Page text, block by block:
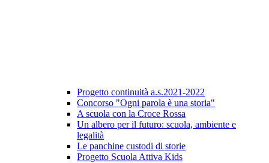
Progetto continuità a.s.2021-2022
Concorso "Ogni parola è una storia"
A scuola con la Croce Rossa
Un albero per il futuro: scuola, ambiente e
legalità
Le panchine custodi di storie
Progetto Scuola Attiva Kids